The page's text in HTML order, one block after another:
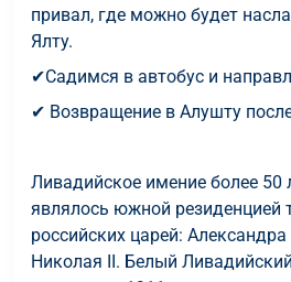
привал, где можно будет
Ялту.
✔Садимся в автобус и
✔ Возвращение в Алушту
Ливадийское имение более 50
являлось южной резиденцией
российских царей: Александра
Николая ΙΙ. Белый